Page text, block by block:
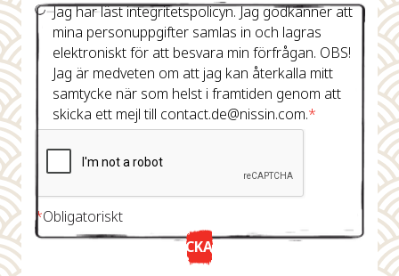
Jag har läst integritetspolicyn. Jag godkänner att
mina personuppgifter samlas in och lagras
elektroniskt för att besvara min förfrågan. OBS!
Jag är medveten om att jag kan återkalla mitt
samtycke när som helst i framtiden genom att
skicka ett mejl till contact.de@nissin.com.*
*Obligatoriskt
SKICKA NU